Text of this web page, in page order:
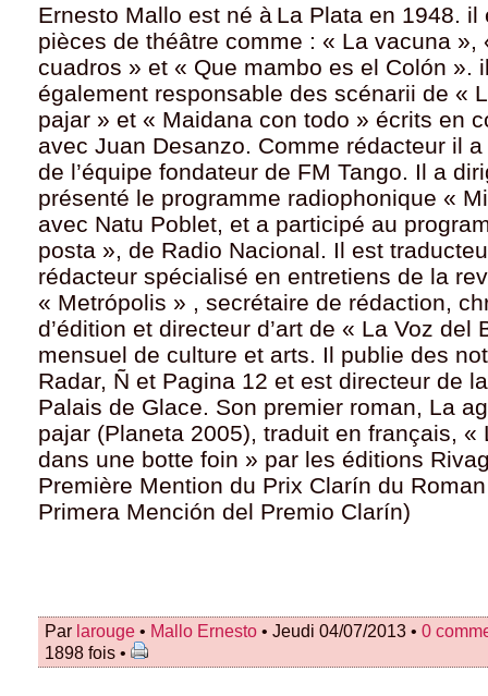
Ernesto Mallo est né à La Plata en 1948. il
pièces de théâtre comme : « La vacuna »,
cuadros » et « Que mambo es el Colón ».
également responsable des scénarii de «
pajar » et « Maidana con todo » écrits en
avec Juan Desanzo. Comme rédacteur il
de l’équipe fondateur de FM Tango. Il a
présenté le programme radiophonique «
avec Natu Poblet, et a participé au
posta », de Radio Nacional. Il est
rédacteur spécialisé en entretiens de la
« Metrópolis » , secrétaire de rédaction,
d’édition et directeur d’art de « La Voz del
mensuel de culture et arts. Il publie des
Radar, Ñ et Pagina 12 et est directeur de
Palais de Glace. Son premier roman, La
pajar (Planeta 2005), traduit en français, «
dans une botte foin » par les éditions
Première Mention du Prix Clarín du
Primera Mención del Premio Clarín)
Par larouge • Mallo Ernesto • Jeudi 04/07/2013 • 0
1898 fois •